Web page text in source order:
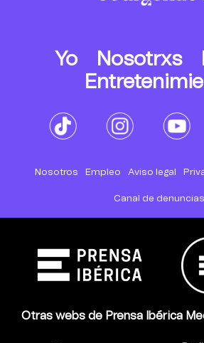
Yo Nosotrxs
Nosotros Empleo Aviso legal
Canal de denuncias
Otras webs de Prensa Ibérica